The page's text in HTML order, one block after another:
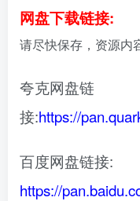
网盘下载链接:
请尽快保存，资源内
夸克网盘链
接:https://
百度网盘链接:
https://